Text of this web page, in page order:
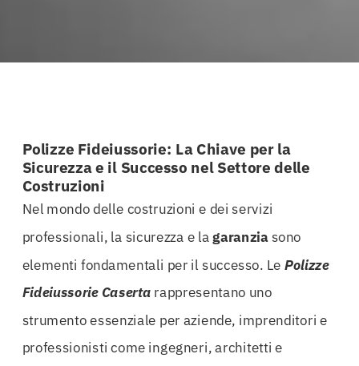
Polizze Fideiussorie: La Chiave per la
Sicurezza e il Successo nel Settore delle
Costruzioni
Nel mondo delle costruzioni e dei servizi
professionali, la sicurezza e lagaranziasono
elementi fondamentali per il successo. Le Polizze
Fideiussorie Caserta rappresentano uno
strumento essenziale per aziende, imprenditori e
professionisti come ingegneri, architetti e